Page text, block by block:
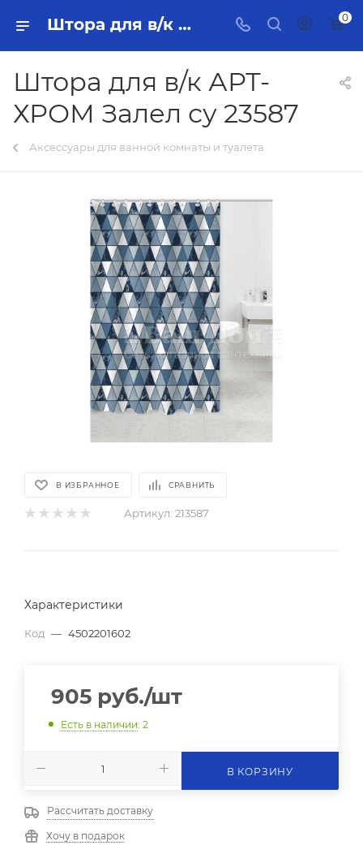
Штора для в/к АРТ-ХРОМ Залел су 23587 Тольятти - купить в интернет-магазине, каталог с ценами и характеристиками 0
Штора для в/к АРТ-
ХРОМ Залел су 23587
Аксессуары для ванной комнаты и туалета
В ИЗБРАННОЕ СРАВНИТЬ
Артикул: 213587
Характеристики
Код — 4502201602
905 руб./шт
Есть в наличии: 2
В КОРЗИНУ
Рассчитать доставку
Хочу в подарок